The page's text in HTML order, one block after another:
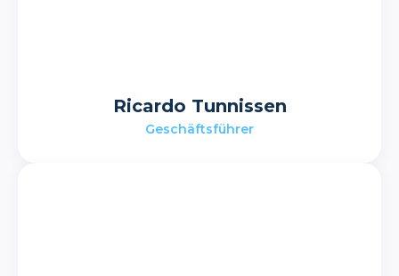
Ricardo Tunnissen
Geschäftsführer